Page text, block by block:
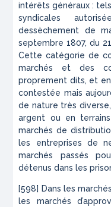
intérêts généraux :
syndicales
dessèchement de
septembre 1807, du
Cette catégorie de
marchés et des
proprement dits, et en
contestée mais
de nature très
argent ou en
marchés de
les entreprises de
marchés passés
détenus dans les
[598] Dans les
les marchés